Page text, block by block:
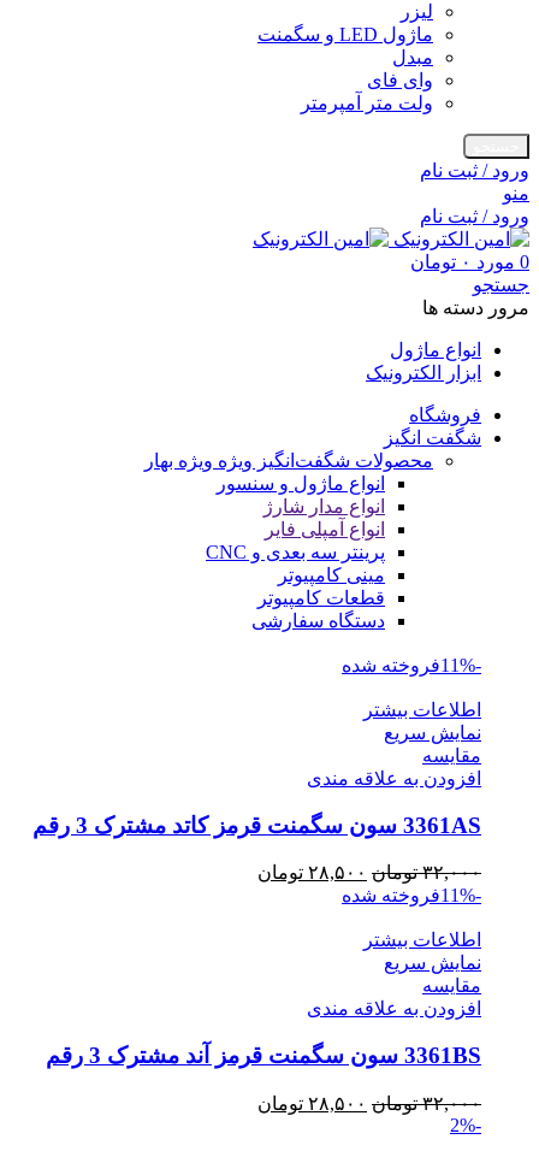
لیزر
ماژول LED و سگمنت
مبدل
وای فای
ولت متر آمپرمتر
ورود / ثبت نام
منو
ورود / ثبت نام
0 مورد ۰ تومان
جستجو
مرور دسته ها
انواع ماژول
ابزار الکترونیک
فروشگاه
شگفت انگیز
محصولات شگفت‌انگیز ویژه ویژه بهار
انواع ماژول و سنسور
انواع مدار شارژ
انواع آمپلی فایر
پرینتر سه بعدی و CNC
مینی کامپیوتر
قطعات کامپیوتر
دستگاه سفارشی
-11% فروخته شده
اطلاعات بیشتر
نمایش سریع
مقايسه
افزودن به علاقه مندی
3361AS سون سگمنت قرمز کاتد مشترک 3 رقم
۳۲,۰۰۰ تومان قیمت
اصلی
۲۸,۵۰۰ تومان
-11% فروخته شده
اطلاعات بیشتر
نمایش سریع
مقايسه
افزودن به علاقه مندی
3361BS سون سگمنت قرمز آند مشترک 3 رقم
۳۲,۰۰۰ تومان قیمت
۲۸,۵۰۰ تومان
-2%